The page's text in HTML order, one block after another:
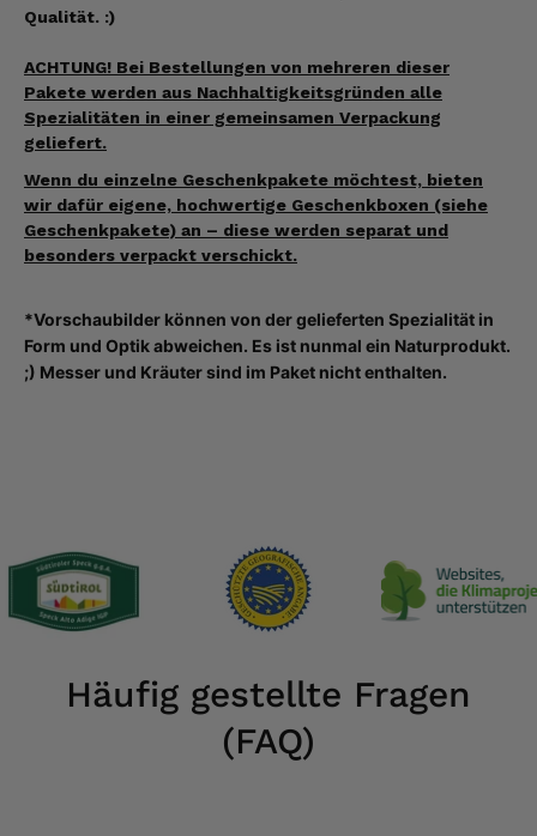
Qualität. :)
ACHTUNG! Bei Bestellungen von mehreren dieser
Pakete werden aus Nachhaltigkeitsgründen alle
Spezialitäten in einer gemeinsamen Verpackung
geliefert.
Wenn du einzelne Geschenkpakete möchtest, bieten
wir dafür eigene, hochwertige Geschenkboxen (siehe
Geschenkpakete) an – diese werden separat und
besonders verpackt verschickt.
*Vorschaubilder können von der gelieferten Spezialität in
Form und Optik abweichen. Es ist nunmal ein Naturprodukt.
;) Messer und Kräuter sind im Paket nicht enthalten.
Häufig gestellte Fragen
(FAQ)